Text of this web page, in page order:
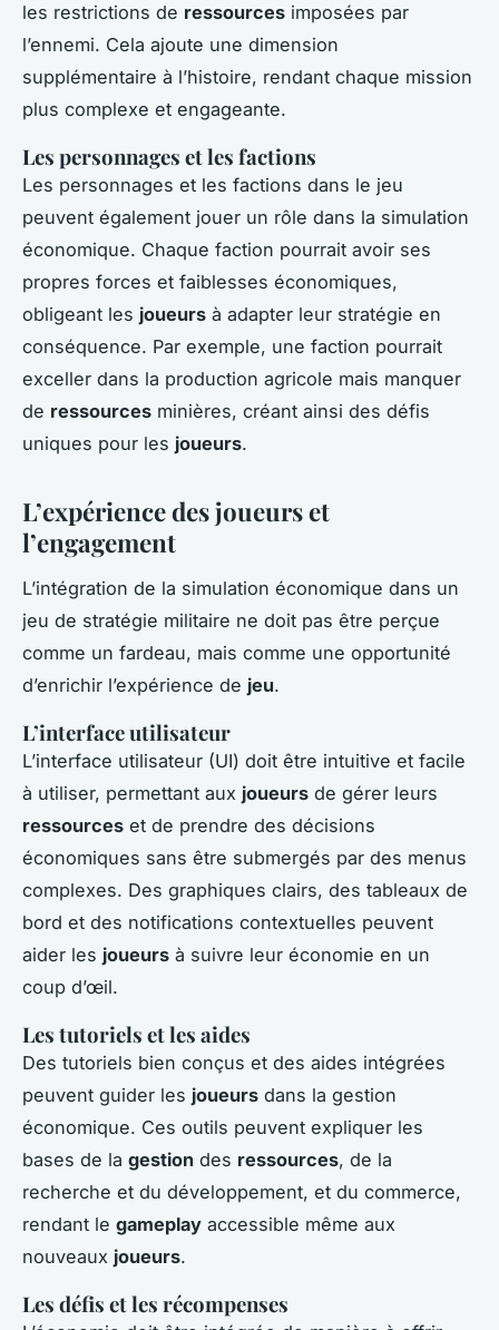
les restrictions de ressources imposées par
l’ennemi. Cela ajoute une dimension
supplémentaire à l’histoire, rendant chaque mission
plus complexe et engageante.
Les personnages et les factions
Les personnages et les factions dans le jeu
peuvent également jouer un rôle dans la simulation
économique. Chaque faction pourrait avoir ses
propres forces et faiblesses économiques,
obligeant les joueurs à adapter leur stratégie en
conséquence. Par exemple, une faction pourrait
exceller dans la production agricole mais manquer
de ressources minières, créant ainsi des défis
uniques pour les joueurs.
L’expérience des joueurs et
l’engagement
L’intégration de la simulation économique dans un
jeu de stratégie militaire ne doit pas être perçue
comme un fardeau, mais comme une opportunité
d’enrichir l’expérience de jeu.
L’interface utilisateur
L’interface utilisateur (UI) doit être intuitive et facile
à utiliser, permettant aux joueurs de gérer leurs
ressources et de prendre des décisions
économiques sans être submergés par des menus
complexes. Des graphiques clairs, des tableaux de
bord et des notifications contextuelles peuvent
aider les joueurs à suivre leur économie en un
coup d’œil.
Les tutoriels et les aides
Des tutoriels bien conçus et des aides intégrées
peuvent guider les joueurs dans la gestion
économique. Ces outils peuvent expliquer les
bases de la gestion des ressources, de la
recherche et du développement, et du commerce,
rendant le gameplay accessible même aux
nouveaux joueurs.
Les défis et les récompenses